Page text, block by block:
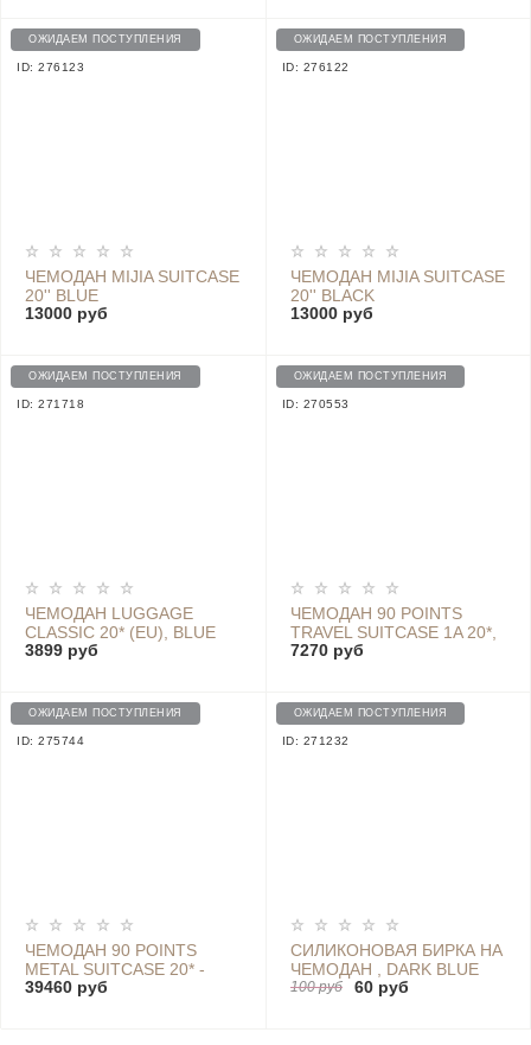
ОЖИДАЕМ ПОСТУПЛЕНИЯ
ID: 276123
ЧЕМОДАН MIJIA SUITCASE
20'' BLUE
13000 руб
ОЖИДАЕМ ПОСТУПЛЕНИЯ
ID: 276122
ЧЕМОДАН MIJIA SUITCASE
20'' BLACK
13000 руб
ОЖИДАЕМ ПОСТУПЛЕНИЯ
ID: 271718
ЧЕМОДАН LUGGAGE
CLASSIC 20* (EU), BLUE
3899 руб
ОЖИДАЕМ ПОСТУПЛЕНИЯ
ID: 270553
ЧЕМОДАН 90 POINTS
TRAVEL SUITCASE 1A 20*,
BLACK
7270 руб
ОЖИДАЕМ ПОСТУПЛЕНИЯ
ID: 275744
ЧЕМОДАН 90 POINTS
METAL SUITCASE 20* -
LGSR2006RM BLACK
39460 руб
ОЖИДАЕМ ПОСТУПЛЕНИЯ
ID: 271232
СИЛИКОНОВАЯ БИРКА НА
ЧЕМОДАН , DARK BLUE
100 руб 60 руб